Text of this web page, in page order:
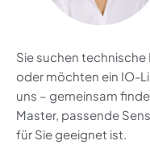
Sie suchen
oder möchten ein IO-
uns – gemeinsam
Master, passende
für Sie geeignet ist.